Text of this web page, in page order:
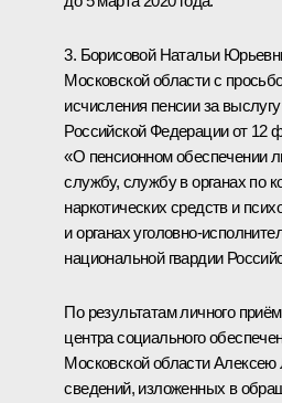
3. Борисовой Натальи
Московской области с
исчисления пенсии за
Российской Федерации от 12
«О пенсионном обеспечении
службу, службу в органах по
наркотических средств и
и органах уголовно-
национальной гвардии
По результатам личного
центра социального
Московской области Алексею
сведений, изложенных в